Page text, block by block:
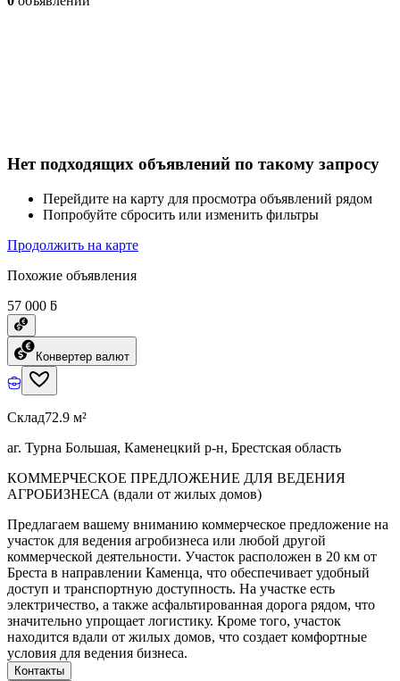
Нет подходящих объявлений по такому запросу
Перейдите на карту для просмотра объявлений рядом
Попробуйте сбросить или изменить фильтры
Продолжить на карте
Похожие объявления
57 000 ƃ
Конвертер валют
Склад72.9 м²
аг. Турна Большая, Каменецкий р-н, Брестская область
КОММЕРЧЕСКОЕ ПРЕДЛОЖЕНИЕ ДЛЯ ВЕДЕНИЯ
АГРОБИЗНЕСА (вдали от жилых домов)
Предлагаем вашему вниманию коммерческое предложение на
участок для ведения агробизнеса или любой другой
коммерческой деятельности. Участок расположен в 20 км от
Бреста в направлении Каменца, что обеспечивает удобный
доступ и транспортную доступность. На участке есть
электричество, а также асфальтированная дорога рядом, что
значительно упрощает логистику. Кроме того, участок
находится вдали от жилых домов, что создает комфортные
условия для ведения бизнеса.
Контакты